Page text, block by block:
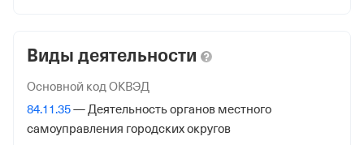
Байки, ул Ленина, зд 54Б
ИНН
0228001192
Виды деятельности
Основной код ОКВЭД
84.11.35— Деятельность органов местного
самоуправления городских округов